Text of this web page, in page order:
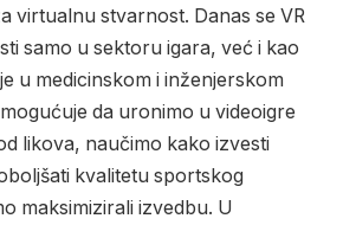
virtualnu stvarnost. Danas se VR
samo u sektoru igara, već i kao
u medicinskom i inženjerskom
da uronimo u videoigre
likova, naučimo kako izvesti
kvalitetu sportskog
maksimizirali izvedbu. U